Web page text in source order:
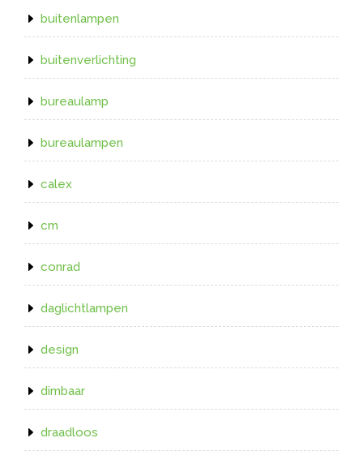
buitenlampen
buitenverlichting
bureaulamp
bureaulampen
calex
cm
conrad
daglichtlampen
design
dimbaar
draadloos